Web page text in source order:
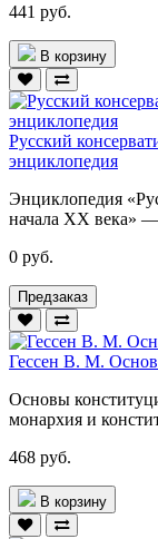
441 руб.
В корзину
Русский
энциклопедия
Энциклопедия
начала XX века»
0 руб.
Предзаказ
Гессен В. М.
Основы
монархия и
468 руб.
В корзину